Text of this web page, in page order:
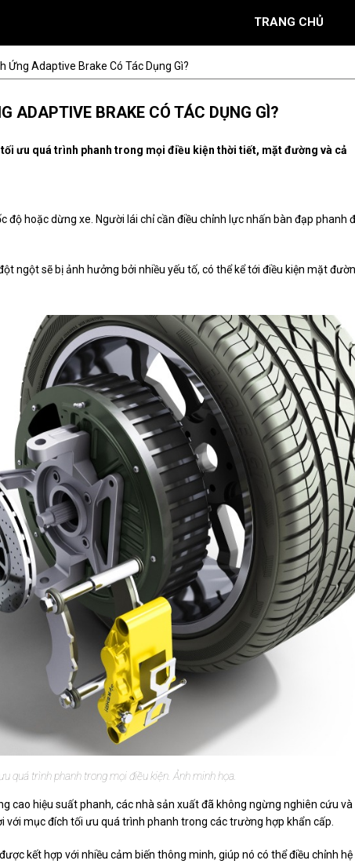
TRANG CHỦ
Ứng Adaptive Brake Có Tác Dụng Gì?
ADAPTIVE BRAKE CÓ TÁC DỤNG GÌ?
ưu quá trình phanh trong mọi điều kiện thời tiết, mặt đường và cả
hoặc dừng xe. Người lái chỉ cần điều chỉnh lực nhấn bàn đạp phanh
ngột sẽ bị ảnh hưởng bởi nhiều yếu tố, có thể kể tới điều kiện mặt
quá trình phanh trong mọi điều kiện. Ảnh minh họa.
cao hiệu suất phanh, các nhà sản xuất đã không ngừng nghiên cứu và
mục đích tối ưu quá trình phanh trong các trường hợp khẩn cấp.
kết hợp với nhiều cảm biến thông minh, giúp nó có thể điều chỉnh hệ